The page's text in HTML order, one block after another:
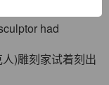
had
)雕刻家试着刻出